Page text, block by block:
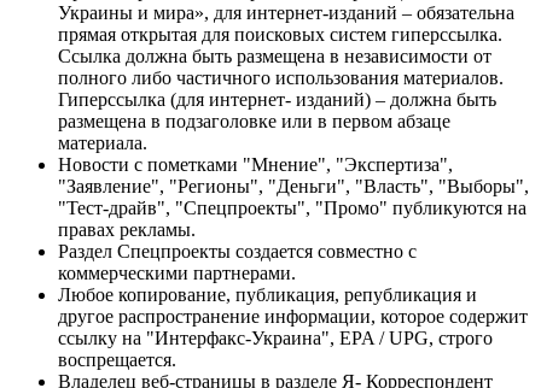
Украины и мира», для интернет-изданий – обязательна
прямая открытая для поисковых систем гиперссылка.
Ссылка должна быть размещена в независимости от
полного либо частичного использования материалов.
Гиперссылка (для интернет- изданий) – должна быть
размещена в подзаголовке или в первом абзаце
материала.
Новости с пометками "Мнение", "Экспертиза",
"Заявление", "Регионы", "Деньги", "Власть", "Выборы",
"Тест-драйв", "Спецпроекты", "Промо" публикуются на
правах рекламы.
Раздел Спецпроекты создается совместно с
коммерческими партнерами.
Любое копирование, публикация, републикация и
другое распространение информации, которое содержит
ссылку на "Интерфакс-Украина", EPA / UPG, строго
воспрещается.
Владелец веб-страницы в разделе Я- Корреспондент